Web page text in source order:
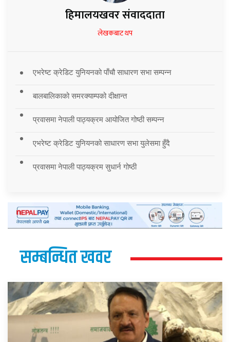
हिमालयखवर संवाददाता
लेखकबाट थप
एभरेष्ट क्रेडिट युनियनको पाँचौ साधारण सभा सम्पन्न
बालबालिकाको समरक्याम्पको दीक्षान्त
प्रवासमा नेपाली पाठ्यक्रम आयोजित गोष्ठी सम्पन्न
एभरेष्ट क्रेडिट युनियनको साधारण सभा युलेसमा हुँदै
प्रवासमा नेपाली पाठ्यक्रम सुधार्न गोष्ठी
सम्बन्धित खवर